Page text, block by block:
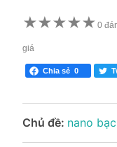
★★★★★ 0
giá
Chia sẻ 0
Chủ đề: nano bạc